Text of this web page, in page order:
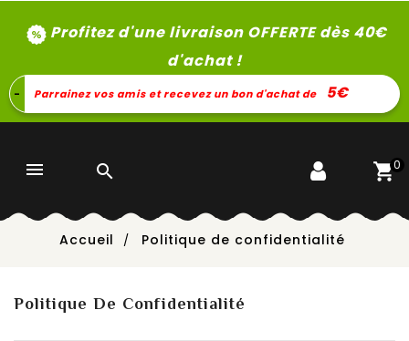
Profitez d'une livraison OFFERTE dès 40€
d'achat !
- Parrainez vos amis et recevez un bon d'achat de 5€
  0
Accueil Politique de confidentialité
Politique De Confidentialité